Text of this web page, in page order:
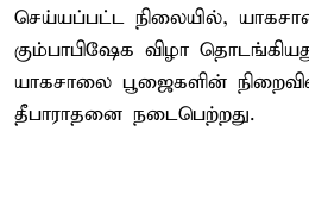
செய்யப்பட்ட நிலையில்,
கும்பாபிஷேக விழா
யாகசாலை பூஜைகளின்
தீபாராதனை நடைபெற்றது.